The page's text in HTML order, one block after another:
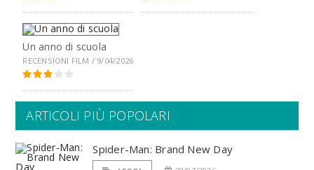
Un anno di scuola
RECENSIONI FILM / 9/04/2026
ARTICOLI PIÙ POPOLARI
Spider-Man: Brand New Day